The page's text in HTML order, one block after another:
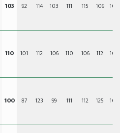
103 92 114 103 111 115 109 102
110 101 112 106 110 106 112 105
100 87 123 99 111 112 125 103